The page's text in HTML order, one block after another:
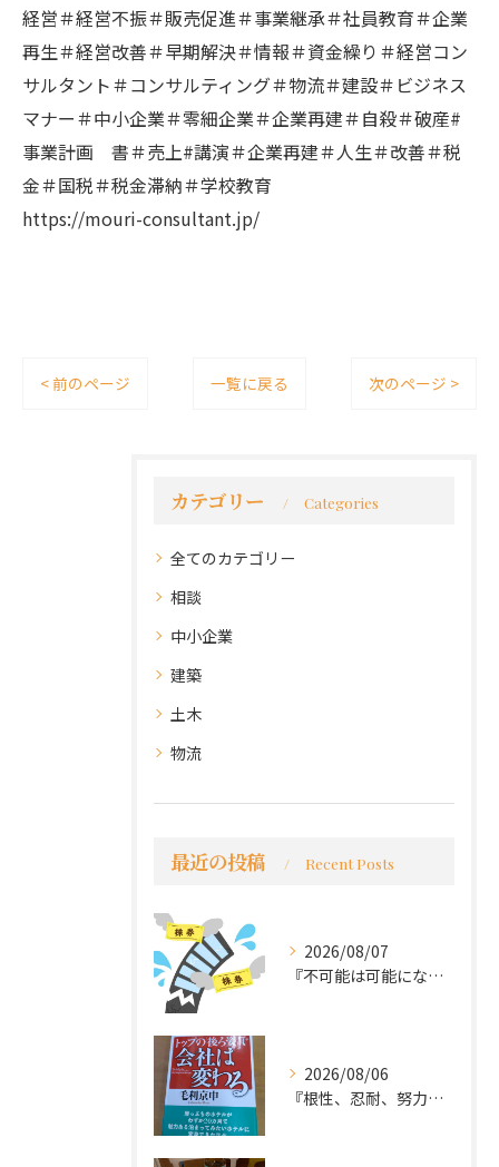
経営＃経営不振＃販売促進＃事業継承＃社員教育＃企業
再生＃経営改善＃早期解決＃情報＃資金繰り＃経営コン
サルタント＃コンサルティング＃物流＃建設＃ビジネス
マナー＃中小企業＃零細企業＃企業再建＃自殺＃破産#
事業計画 書＃売上#講演＃企業再建＃人生＃改善＃税
金＃国税＃税金滞納＃学校教育
https://mouri-consultant.jp/
< 前のページ 一覧に戻る 次のページ >
カテゴリー Categories
全てのカテゴリー
相談
中小企業
建築
土木
物流
最近の投稿 Recent Posts
2026/08/07
『不可能は可能になる』
2026/08/06
『根性、忍耐、努力という言葉は死語なのか』